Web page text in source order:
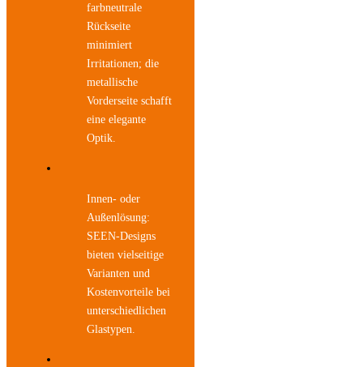
farbneutrale
Rückseite
minimiert
Irritationen; die
metallische
Vorderseite schafft
eine elegante
Optik.
Innen- oder
Außenlösung:
SEEN-Designs
bieten vielseitige
Varianten und
Kostenvorteile bei
unterschiedlichen
Glastypen.